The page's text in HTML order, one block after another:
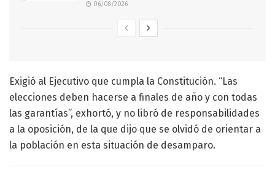
06/08/2026
Exigió al Ejecutivo que cumpla la Constitución. “Las
elecciones deben hacerse a finales de año y con todas
las garantías”, exhortó, y no libró de responsabilidades
a la oposición, de la que dijo que se olvidó de orientar a
la población en esta situación de desamparo.